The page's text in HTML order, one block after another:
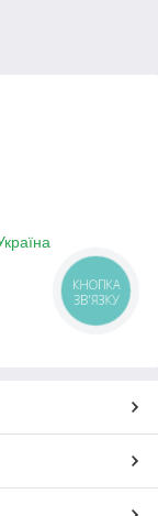
КНОПКА
ЗВ'ЯЗКУ